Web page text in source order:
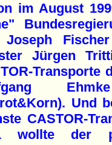
im August
Joseph
Jürgen
Transporte
Und
CASTOR-
wollte der